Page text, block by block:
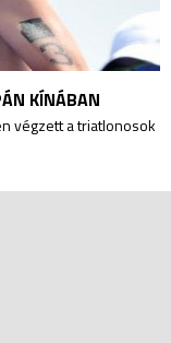
KÍNÁBAN
végzett a triatlonosok